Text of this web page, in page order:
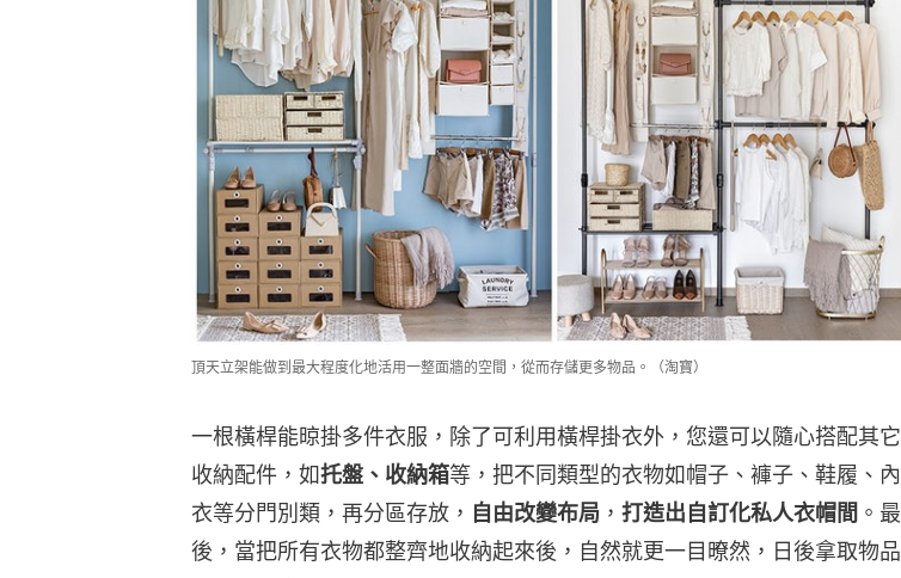
頂天立架能做到最大程度化地活用一整面牆的空間，從而存儲更多物品。（淘寶）
一根橫桿能晾掛多件衣服，除了可利用橫桿掛衣外，您還可以隨心搭配其它
收納配件，如托盤、收納箱等，把不同類型的衣物如帽子、褲子、鞋履、內
衣等分門別類，再分區存放， 自由改變布局 ， 打造出自訂化私人衣帽間 。最
後，當把所有衣物都整齊地收納起來後，自然就更一目暸然，日後拿取物品